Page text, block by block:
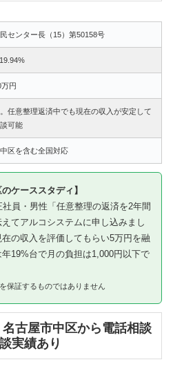
センター長（15）第50158号
円
任意整理返済中でも現在の収入が安定して
可能
区を含む全国対応
ケーススタディ】
員・男性「任意整理の返済を2年間
てアルコシステムに申し込みまし
の収入を評価してもらい5万円を融
19%台で月の負担は1,000円以下で
保証するものではありません
古屋市中区から電話相談
実績あり